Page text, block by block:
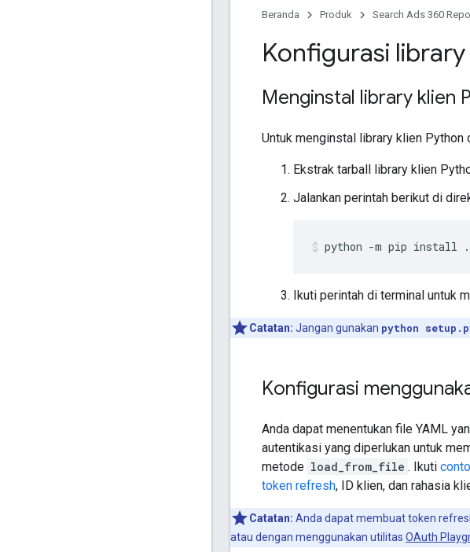
Beranda Produk Search Ads 360
Konfigurasi
Menginstal library klien
Untuk menginstal library klien Python
Ekstrak tarball library klien
Jalankan perintah berikut di
python -m pip install .
Ikuti perintah di terminal untuk
Catatan: Jangan gunakan python
Konfigurasi
Anda dapat menentukan file YAML
autentikasi yang diperlukan untuk
metode load_from_file . Ikuti
token refresh, ID klien, dan rahasia
Catatan: Anda dapat membuat token
atau dengan menggunakan utilitas OAuth